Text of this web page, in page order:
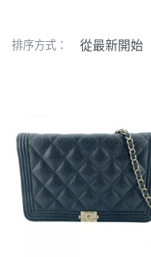
排序方式：